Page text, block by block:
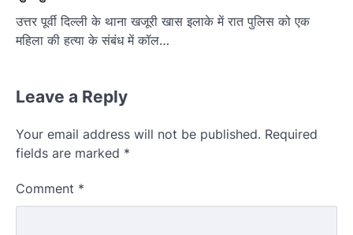
उत्तर पूर्वी दिल्ली के थाना खजूरी खास इलाके में रात पुलिस को एक
महिला की हत्या के संबंध में कॉल…
Leave a Reply
Your email address will not be published. Required
fields are marked *
Comment *